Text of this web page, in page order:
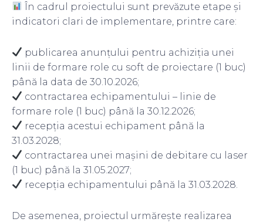
În cadrul proiectului sunt prevăzute etape și
indicatori clari de implementare, printre care:
publicarea anunțului pentru achiziția unei
linii de formare role cu soft de proiectare (1 buc)
până la data de 30.10.2026;
contractarea echipamentului – linie de
formare role (1 buc) până la 30.12.2026;
recepția acestui echipament până la
31.03.2028;
contractarea unei mașini de debitare cu laser
(1 buc) până la 31.05.2027;
recepția echipamentului până la 31.03.2028.
De asemenea, proiectul urmărește realizarea